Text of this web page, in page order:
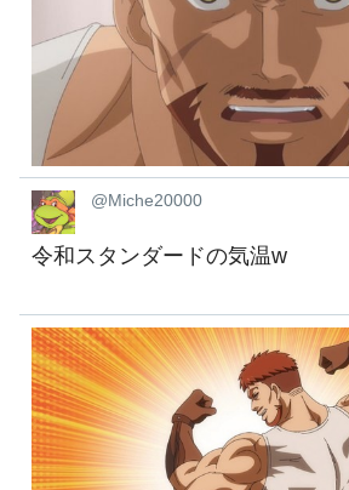
@Miche20000
令和スタンダードの気温w